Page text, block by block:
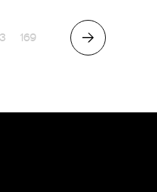
Page
3 Page
169 Next Page